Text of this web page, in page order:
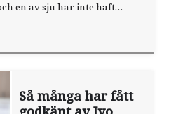
en av sju har inte haft
Så många har fått